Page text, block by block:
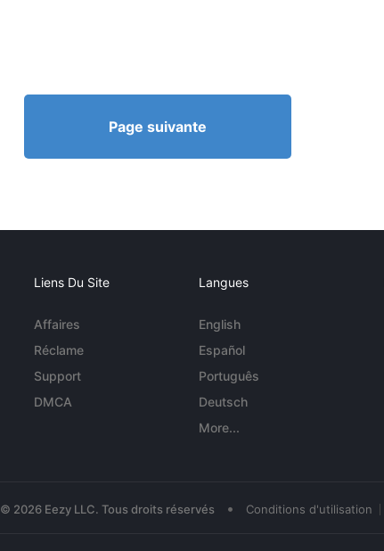
Page suivante
Liens Du Site
Affaires
Réclame
Support
DMCA
Langues
English
Español
Português
Deutsch
More...
© 2026 Eezy LLC. Tous droits réservés • Conditions d'utilisation